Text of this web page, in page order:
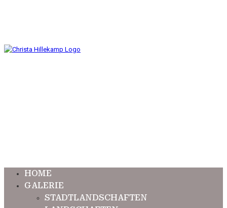
HOME
GALERIE
STADTLANDSCHAFTEN